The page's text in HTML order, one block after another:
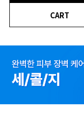
CART